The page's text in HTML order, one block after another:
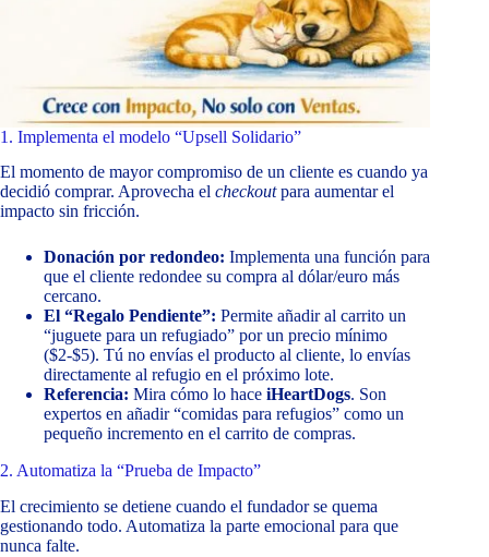
1. Implementa el modelo “Upsell Solidario”
El momento de mayor compromiso de un cliente es cuando ya
decidió comprar. Aprovecha el checkoutpara aumentar el
impacto sin fricción.
Donación por redondeo: Implementa una función para
que el cliente redondee su compra al dólar/euro más
cercano.
El “Regalo Pendiente”: Permite añadir al carrito un
“juguete para un refugiado” por un precio mínimo
($2-$5). Tú no envías el producto al cliente, lo envías
directamente al refugio en el próximo lote.
Referencia: Mira cómo lo hace iHeartDogs. Son
expertos en añadir “comidas para refugios” como un
pequeño incremento en el carrito de compras.
2. Automatiza la “Prueba de Impacto”
El crecimiento se detiene cuando el fundador se quema
gestionando todo. Automatiza la parte emocional para que
nunca falte.